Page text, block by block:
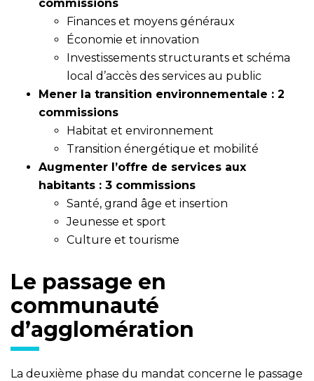
commissions
Finances et moyens généraux
Économie et innovation
Investissements structurants et schéma
local d’accès des services au public
Mener la transition environnementale : 2
commissions
Habitat et environnement
Transition énergétique et mobilité
Augmenter l’offre de services aux
habitants : 3 commissions
Santé, grand âge et insertion
Jeunesse et sport
Culture et tourisme
Le passage en
communauté
d’agglomération
La deuxième phase du mandat concerne le passage